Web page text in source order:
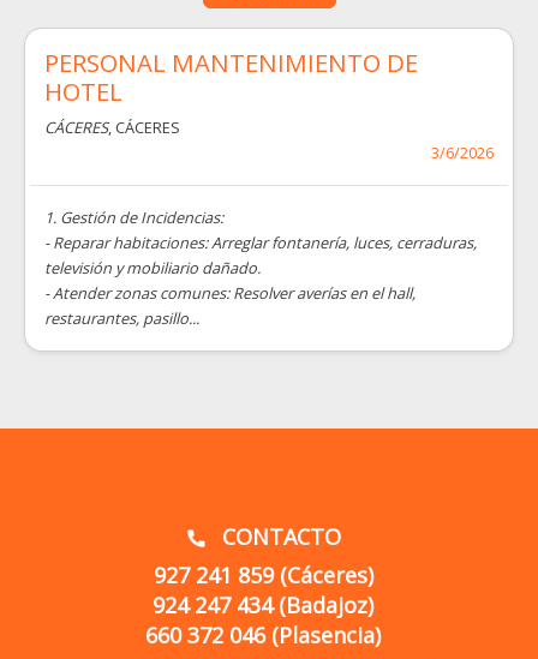
PERSONAL MANTENIMIENTO DE
HOTEL
CÁCERES, CÁCERES
3/6/2026
1. Gestión de Incidencias:
- Reparar habitaciones: Arreglar fontanería, luces, cerraduras,
televisión y mobiliario dañado.
- Atender zonas comunes: Resolver averías en el hall,
restaurantes, pasillo...
call
CONTACTO
927 241 859 (Cáceres)
924 247 434 (Badajoz)
660 372 046 (Plasencia)